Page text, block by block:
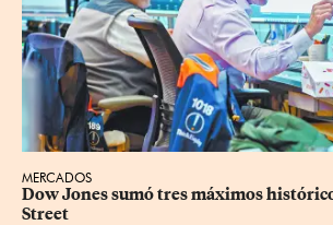
MERCADOS
Dow Jones sumó tres máximos
Street